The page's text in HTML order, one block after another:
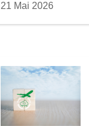
21 Mai 2026